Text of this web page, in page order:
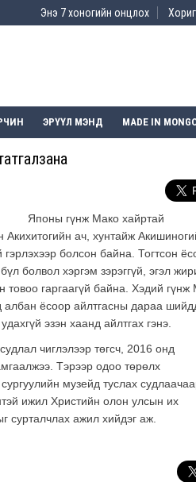
Энэ 7 хоногийн онцлох
ЭРҮҮЛ МЭНД MADE IN
Японы гүнж Мако хайртай
Акихитогийн ач, хунтайж
болсон байна. Тогтсон
болвол хэргэм зэрэггүй, эгэл
гаргаагүй байна. Хэдий гүнж
албан ёсоор айлтгасны дараа
эзэн хаанд айлтгах гэнэ.
чиглэлээр төгсч, 2016 онд
Тэрээр одоо төрөлх
музейд туслах
ижил Христийн олон улсын их
сурталчлах ажил хийдэг аж.